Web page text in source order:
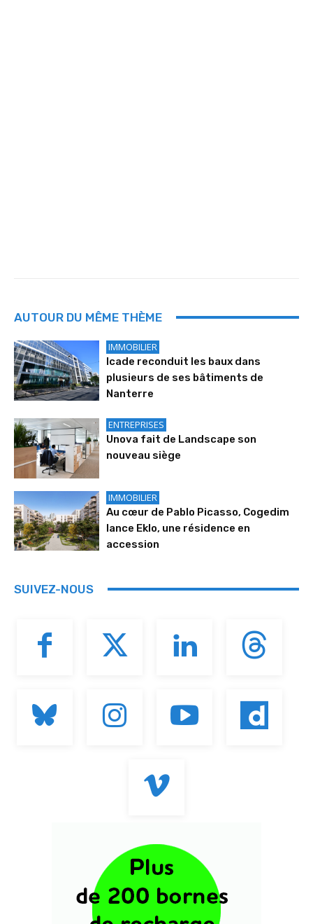
AUTOUR DU MÊME THÈME
IMMOBILIER
Icade reconduit les baux dans
plusieurs de ses bâtiments de
Nanterre
ENTREPRISES
Unova fait de Landscape son
nouveau siège
IMMOBILIER
Au cœur de Pablo Picasso, Cogedim
lance Eklo, une résidence en
accession
SUIVEZ-NOUS